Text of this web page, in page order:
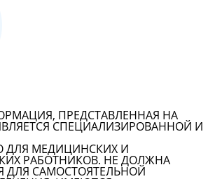
ПРЕДСТАВЛЕННАЯ НА
СПЕЦИАЛИЗИРОВАННОЙ И
ДЛЯ МЕДИЦИНСКИХ И
РАБОТНИКОВ. НЕ ДОЛЖНА
ДЛЯ САМОСТОЯТЕЛЬНОЙ